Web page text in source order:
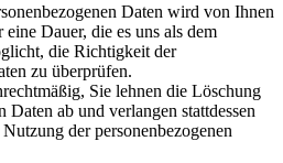
Daten wird von Ihnen
Dauer, die es uns als dem
die Richtigkeit der
zu überprüfen.
Sie lehnen die Löschung
Daten ab und verlangen stattdessen
der personenbezogenen